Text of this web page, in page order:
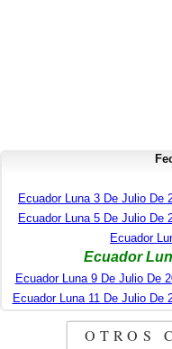
Ecuador Luna 3 De Julio De
Ecuador Luna 5 De Julio De
Ecuador
Ecuador
Ecuador Luna 9 De Julio De
Ecuador Luna 11 De Julio De
OTROS